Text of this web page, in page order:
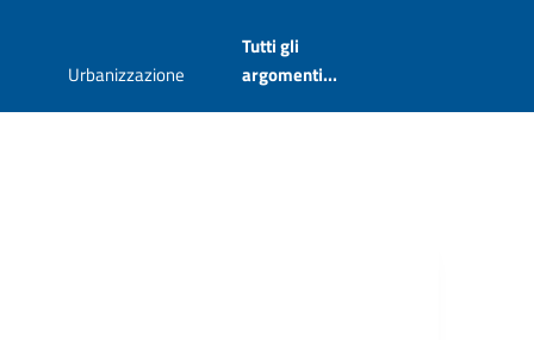
Urbanizzazione
Tutti gli
argomenti...